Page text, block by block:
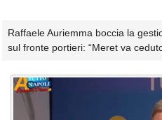
Raffaele Auriemma boccia la
sul fronte portieri: “Meret va